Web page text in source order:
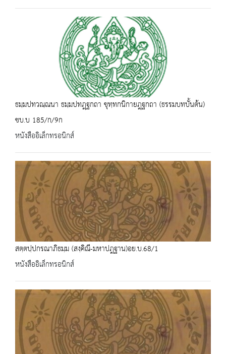
ธมฺมปทวณฺณนา ธมฺมปทฎฺฐกถา ขุทฺทกนิกายฎฺฐกถา (ธรรมบทบั้นต้น)
ชบ.บ 185/ก/9ก
หนังสืออิเล็กทรอนิกส์
สตฺตปฺปกรณาภิธมฺม (สงฺคิณี-มหาปฎฐาน)อย.บ.68/1
หนังสืออิเล็กทรอนิกส์